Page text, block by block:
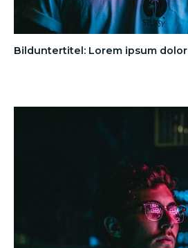
Bilduntertitel: Lorem ipsum dolor